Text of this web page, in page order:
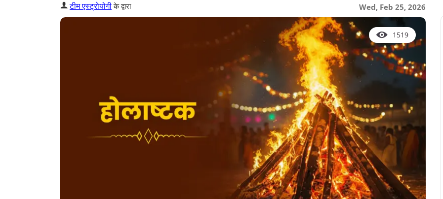
Wed, Feb 25, 2026
टीम एस्ट्रोयोगीके द्वारा
1519